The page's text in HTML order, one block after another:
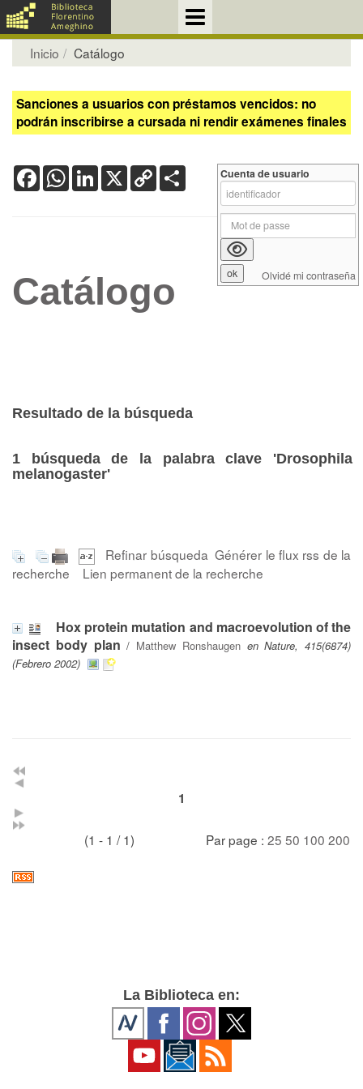
Inicio Catálogo
Sanciones a usuarios con préstamos vencidos: no
podrán inscribirse a cursada ni rendir exámenes finales
FacebookWhatsApp
LinkedIn
X Copy
Link
Catálogo
Resultado de la búsqueda
1 búsqueda de la palabra clave 'Drosophila
melanogaster'
Refinar búsqueda Générer le flux rss de la
recherche
Lien permanent de la recherche
Hox protein mutation and macroevolution of the
insect body plan / Matthew Ronshaugen en Nature, 415(6874)
(Febrero 2002)
1
(1 - 1 / 1) Par page : 25 50 100 200
Cuenta de usuario
Olvidé mi contraseña
La Biblioteca en: